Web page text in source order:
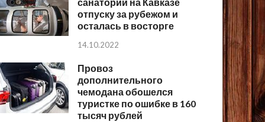
санаторий на Кавказе
отпуску за рубежом и
осталась в восторге
14.10.2022
Провоз
дополнительного
чемодана обошелся
туристке по ошибке в 160
тысяч рублей